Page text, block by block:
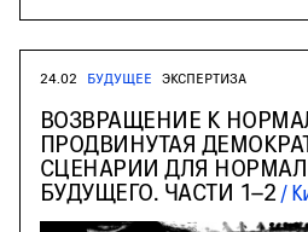
24.02 БУДУЩЕЕ ЭКСПЕРТИЗА
ВОЗВРАЩЕНИЕ К
ПРОДВИНУТАЯ
СЦЕНАРИИ ДЛЯ
БУДУЩЕГО. ЧАСТИ 1–2